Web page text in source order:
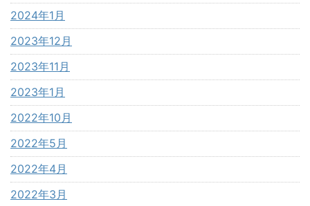
2024年1月
2023年12月
2023年11月
2023年1月
2022年10月
2022年5月
2022年4月
2022年3月